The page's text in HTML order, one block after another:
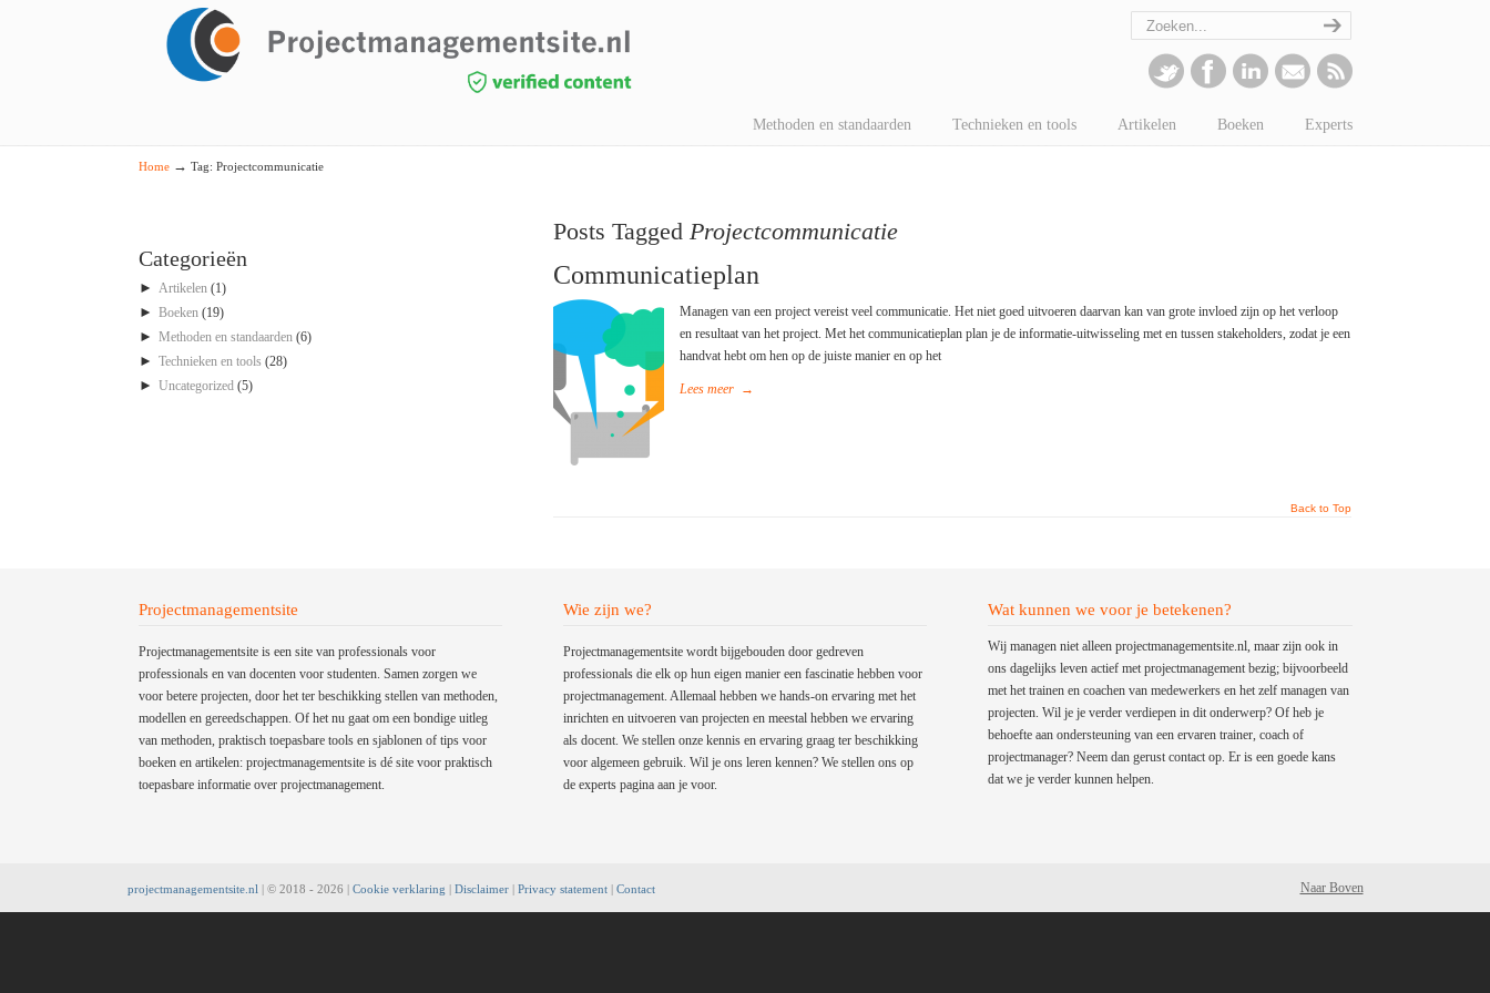
Methoden en standaarden Technieken en tools Artikelen Boeken Experts
Home→ Tag: Projectcommunicatie
Posts TaggedProjectcommunicatie
Communicatieplan
Managen van een project vereist veel communicatie. Het niet goed uitvoeren daarvan kan van grote invloed zijn op het verloop
en resultaat van het project. Met het communicatieplan plan je de informatie-uitwisseling met en tussen stakeholders, zodat je een
handvat hebt om hen op de juiste manier en op het
Lees meer →
Back to Top
Categorieën
► Artikelen(1)
► Boeken(19)
► Methoden en standaarden(6)
► Technieken en tools (28)
► Uncategorized(5)
Projectmanagementsite
Projectmanagementsite is een site van professionals voor
professionals en van docenten voor studenten. Samen zorgen we
voor betere projecten, door het ter beschikking stellen van methoden,
modellen en gereedschappen. Of het nu gaat om een bondige uitleg
van methoden, praktisch toepasbare tools en sjablonen of tips voor
boeken en artikelen: projectmanagementsite is dé site voor praktisch
toepasbare informatie over projectmanagement.
Wie zijn we?
Projectmanagementsite wordt bijgebouden door gedreven
professionals die elk op hun eigen manier een fascinatie hebben voor
projectmanagement. Allemaal hebben we hands-on ervaring met het
inrichten en uitvoeren van projecten en meestal hebben we ervaring
als docent. We stellen onze kennis en ervaring graag ter beschikking
voor algemeen gebruik. Wil je ons leren kennen? We stellen ons op
de experts pagina aan je voor.
Wat kunnen we voor je betekenen?
Wij managen niet alleen projectmanagementsite.nl, maar zijn ook in
ons dagelijks leven actief met projectmanagement bezig; bijvoorbeeld
met het trainen en coachen van medewerkers en het zelf managen van
projecten. Wil je je verder verdiepen in dit onderwerp? Of heb je
behoefte aan ondersteuning van een ervaren trainer, coach of
projectmanager? Neem dan gerust contact op. Er is een goede kans
dat we je verder kunnen helpen.
projectmanagementsite.nl | © 2018 - 2026 | Cookie verklaring | Disclaimer| Privacy statement| Contact Naar Boven